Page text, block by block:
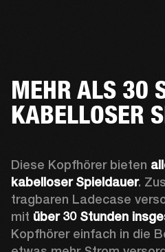
MEHR ALS 30
KABELLOSER
Diese Kopfhörer bieten
kabelloser Spieldauer.
tragbaren Ladecase
mit über 30 Stunden
Kopfhörer einfach in die